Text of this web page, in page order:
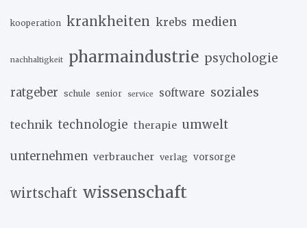
kooperation krankheiten krebs medien
nachhaltigkeit pharmaindustrie psychologie
ratgeber schule senior service software soziales
technik technologie therapie umwelt
unternehmen verbraucher verlag vorsorge
wirtschaft wissenschaft